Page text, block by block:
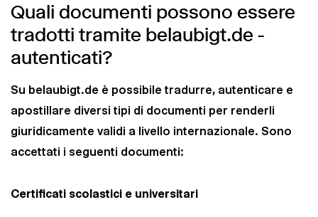
Quali documenti possono essere
tradotti tramite belaubigt.de -
autenticati?
Su belaubigt.de è possibile tradurre, autenticare e
apostillare diversi tipi di documenti per renderli
giuridicamente validi a livello internazionale. Sono
accettati i seguenti documenti:
Certificati scolastici e universitari